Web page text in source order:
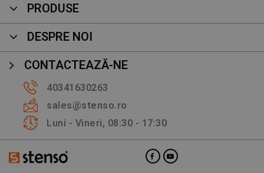
PRODUSE
DESPRE NOI
CONTACTEAZĂ-NE
40341630263
sales@stenso.ro
Luni - Vineri, 08:30 - 17:30